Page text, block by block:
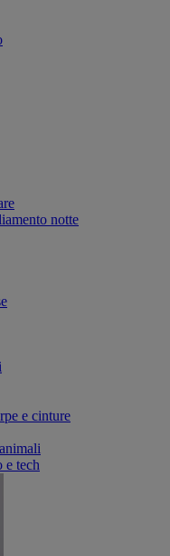
notte
e cinture
e tech